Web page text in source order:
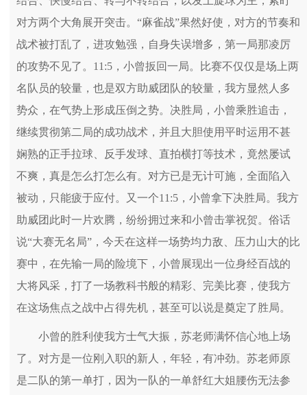
对方两个大角展开突击。“麻雀战”果然好使，对方的节奏和
战术被打乱了，进攻勉强，自身失误增多，第一局那凌厉
的攻势不见了。11:5，小曾扳回一局。比赛不仅仅是场上两
名队员的较量，也是双方助威团队的较量，我方显然人多
势众，在气势上形成压倒之势。决胜局，小曾乘胜追击，
继续贯彻第二局的成功战术，并且大胆使用平时运用不甚
娴熟的正手拉球、反手发球、直拍横打等技术，竟然屡试
不爽，真是怎么打怎么有。对方已是无计可施，全面陷入
被动，只能疲于应付。又一个11:5，小曾拿下决胜局。我方
助威团此时一片欢腾，纷纷拥过来和小曾击掌祝贺。俗话
说“大赛无名局”，今天在这样一场势均力敌、压力山大的比
赛中，在先输一局的险境下，小曾展现出一位身经百战的
大将风采，打了一场教科书般的精彩、完美比赛，使我方
在这场焦点之战中占得先机，甚至可以说是奠定了胜局。
小曾的胜利使我方士气大振，苏老师满怀信心地上场
了。对方是一位刚入职的新人，年轻，有冲劲。苏老师原
是二队的第一单打，因为一队的一单舒红大姐腰伤无法参